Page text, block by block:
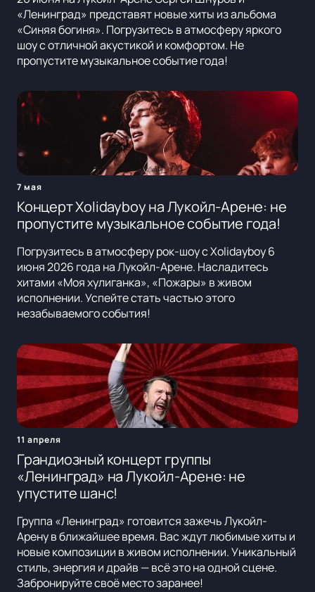
«Ленинград» представят новые хиты из альбома
«Синяя богиня». Погрузитесь в атмосферу яркого
шоу с отличной акустикой и комфортом. Не
пропустите музыкальное событие года!
7 мая
Концерт Xolidayboy на Лукойл-Арене: не
пропустите музыкальное событие года!
Погрузитесь в атмосферу рок-шоу с Xolidayboy 6
июня 2026 года на Лукойл-Арене. Насладитесь
хитами «Моя хулиганка», «Пожары» в живом
исполнении. Успейте стать частью этого
незабываемого события!
11 апреля
Грандиозный концерт группы
«Ленинград» на Лукойл-Арене: не
упустите шанс!
Группа «Ленинград» готовится зажечь Лукойл-
Арену в ближайшее время. Вас ждут любимые хиты и
новые композиции в живом исполнении. Уникальный
стиль, энергия и драйв — всё это на одной сцене.
Забронируйте своё место заранее!